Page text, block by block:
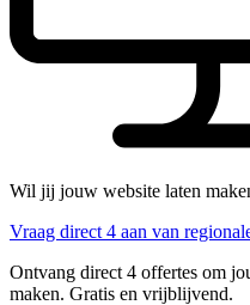
Wil jij jouw website laten
Vraag direct 4 aan van
Ontvang direct 4 offertes om
maken. Gratis en vrijblijvend.